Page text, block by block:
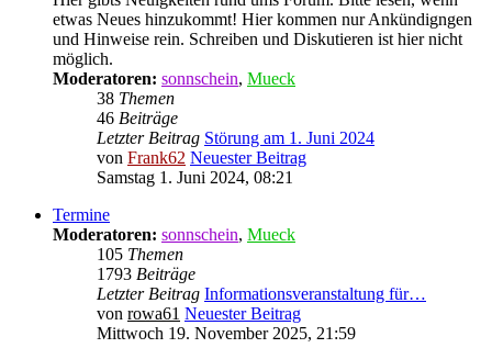
etwas Neues hinzukommt! Hier kommen nur Ankündigngen
und Hinweise rein. Schreiben und Diskutieren ist hier nicht
möglich.
Moderatoren: sonnschein, Mueck
38 Themen
46 Beiträge
Letzter Beitrag Störung am 1. Juni 2024
von Frank62 Neuester Beitrag
Samstag 1. Juni 2024, 08:21
Termine
Moderatoren: sonnschein, Mueck
105 Themen
1793 Beiträge
Letzter Beitrag Informationsveranstaltung für…
von rowa61 Neuester Beitrag
Mittwoch 19. November 2025, 21:59